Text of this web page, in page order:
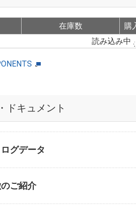
在庫数
購
読み込み中
ドキュメント
グデータ
ご紹介